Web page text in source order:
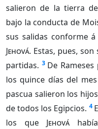
salieron de la tierra
bajo la conducta de
sus salidas conforme
Jehová. Estas, pues,
partidas. 3 De
los quince días del
pascua salieron los
de todos los Egipcios. 4
los que Jehová